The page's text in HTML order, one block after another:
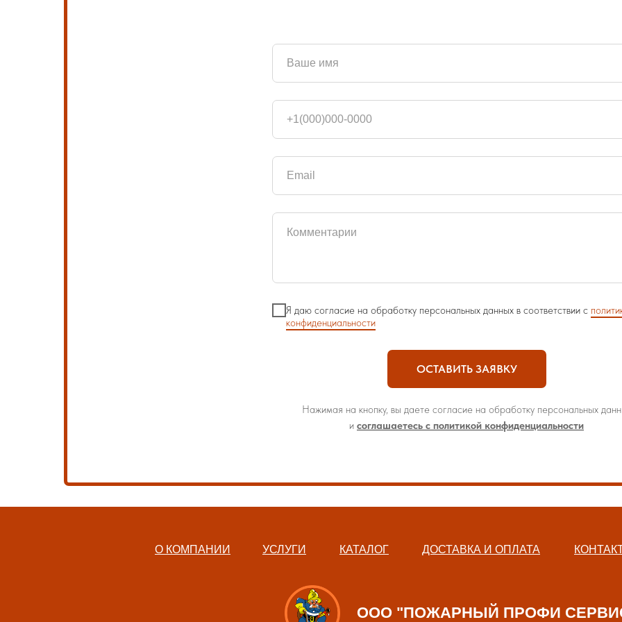
Я даю согласие на обработку персональных данных в соответствии с
конфиденциальности
ОСТАВИТЬ ЗАЯВКУ
Нажимая на кнопку, вы даете согласие на обработку персональных
и соглашаетесь с политикой конфиденциальности
ООО "ПОЖАРНЫЙ ПРОФИ
О КОМПАНИИ УСЛУГИ КАТАЛОГ ДОСТАВКА И ОПЛАТА